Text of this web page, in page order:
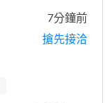
7分鐘前
搶先接洽